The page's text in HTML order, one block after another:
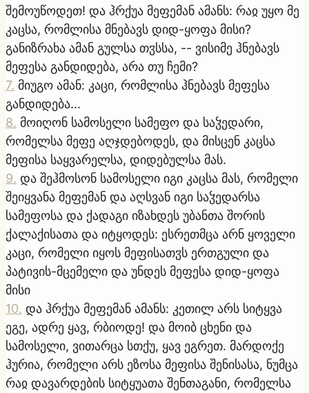
შემოუწოდეთ! და ჰრქუა მეფემან ამანს: რაჲ უყო მე
კაცსა, რომლისა მნებავს დიდ-ყოფა მისი?
განიზრახა ამან გულსა თჳსსა, -- ვისიმე ჰნებავს
მეფესა განდიდება, არა თუ ჩემი?
7. მიუგო ამან: კაცი, რომლისა ჰნებავს მეფესა
განდიდება...
8. მოიღონ სამოსელი სამეფო და საჴედარი,
რომელსა მეფე აღჯდებოდეს, და მისცენ კაცსა
მეფისა საყვარელსა, დიდებულსა მას.
9. და შეჰმოსონ სამოსელი იგი კაცსა მას, რომელი
შეიყვანა მეფემან და აღსვან იგი საჴედარსა
სამეფოსა და ქადაგი იზახდეს უბანთა შორის
ქალაქისათა და იტყოდეს: ესრეთმცა არნ ყოველი
კაცი, რომელი იყოს მეფისათჳს ერთგული და
პატივის-მცემელი და უნდეს მეფესა დიდ-ყოფა
მისი
10. და ჰრქუა მეფემან ამანს: კეთილ არს სიტყვა
ეგე, ადრე ყავ, რბიოდე! და მოიბ ცხენი და
სამოსელი, ვითარცა სთქუ, ყავ ეგრეთ. მარდოქე
ჰურია, რომელი არს ეზოსა მეფისა შენისასა, ნუმცა
რაჲ დავარდების სიტყუათა შენთაგანი, რომელსა